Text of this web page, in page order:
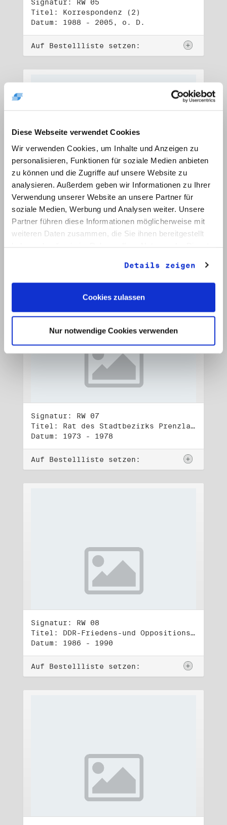
Diese Webseite verwendet Cookies
Wir verwenden Cookies, um Inhalte und Anzeigen zu
personalisieren, Funktionen für soziale Medien anbieten
zu können und die Zugriffe auf unsere Website zu
analysieren. Außerdem geben wir Informationen zu Ihrer
Verwendung unserer Website an unsere Partner für
soziale Medien, Werbung und Analysen weiter. Unsere
Partner führen diese Informationen möglicherweise mit
weiteren Daten zusammen, die Sie ihnen bereitgestellt
Details zeigen
Cookies zulassen
Nur notwendige Cookies verwenden
Signatur: RW 05
Titel: Korrespondenz (2)
Datum: 1988 - 2005, o. D.
Auf Bestellliste setzen:
Signatur: RW 06
Titel: Lebensdokumente
Datum: 1972 - 2001
Signatur: RW 07
Titel: Rat des Stadtbezirks Prenzlauer Berg in Berlin
Datum: 1973 - 1978
Auf Bestellliste setzen:
Signatur: RW 08
Titel: DDR-Friedens-und Oppositionsbewegung (1)
Datum: 1986 - 1990
Auf Bestellliste setzen: